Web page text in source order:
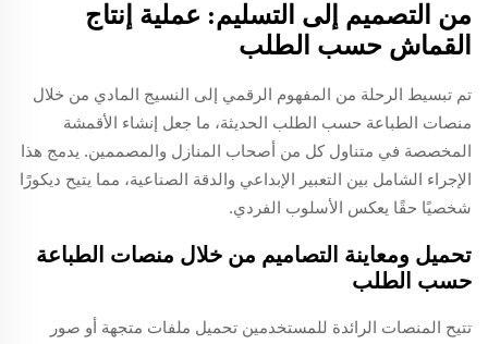
من التصميم إلى التسليم: عملية إنتاج
القماش حسب الطلب
تم تبسيط الرحلة من المفهوم الرقمي إلى النسيج المادي من خلال
منصات الطباعة حسب الطلب الحديثة، ما جعل إنشاء الأقمشة
المخصصة في متناول كل من أصحاب المنازل والمصممين. يدمج هذا
الإجراء الشامل بين التعبير الإبداعي والدقة الصناعية، مما يتيح ديكورًا
شخصيًا حقًا يعكس الأسلوب الفردي.
تحميل ومعاينة التصاميم من خلال منصات الطباعة
حسب الطلب
تتيح المنصات الرائدة للمستخدمين تحميل ملفات متجهة أو صور